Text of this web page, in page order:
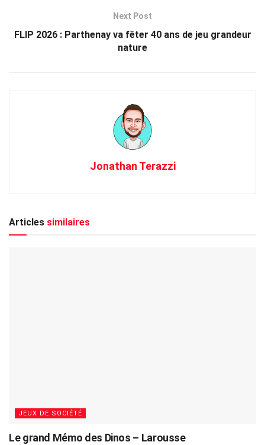
Next Post
FLIP 2026 : Parthenay va fêter 40 ans de jeu grandeur
nature
Jonathan Terazzi
Articles similaires
JEUX DE SOCIÉTÉ
Le grand Mémo des Dinos – Larousse